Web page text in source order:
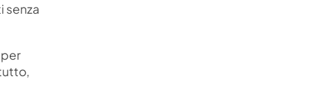
senza